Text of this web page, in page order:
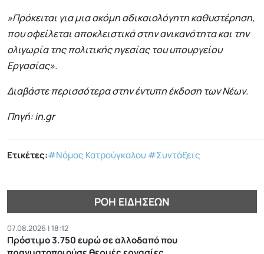
»Πρόκειται για μια ακόμη αδικαιολόγητη καθυστέρηση,
που οφείλεται αποκλειστικά στην ανικανότητα και την
ολιγωρία της πολιτικής ηγεσίας του υπουργείου
Εργασίας».
Διαβάστε περισσότερα στην έντυπη έκδοση των Νέων.
Πηγή: in.gr
Ετικέτες:#Νόμος Κατρούγκαλου #Συντάξεις
ΡΟΉ ΕΙΔΉΣΕΩΝ
07.08.2026 | 18:12
Πρόστιμο 3.750 ευρώ σε αλλοδαπό που